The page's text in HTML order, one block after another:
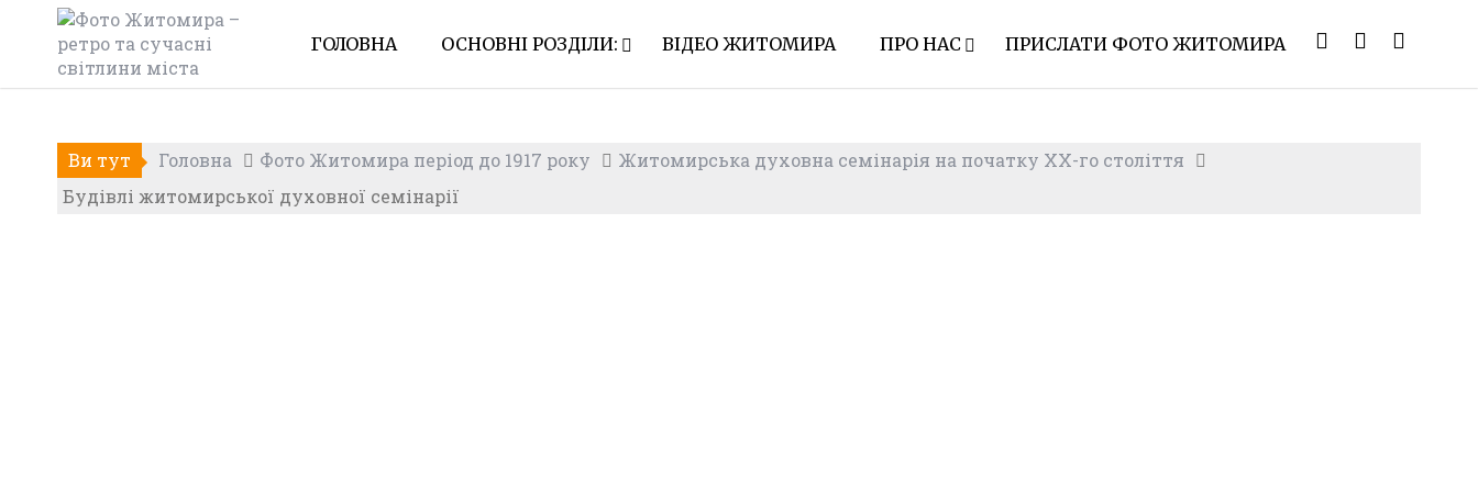
content
ГОЛОВНА ОСНОВНІ РОЗДІЛИ: ВІДЕО ЖИТОМИРА ПРО НАС ПРИСЛАТИ ФОТО ЖИТОМИРА
Ви тут Головна Фото Житомира період до 1917 року
Житомирська духовна семінарія на початку XX-го століття
Будівлі житомирської духовної семінарії